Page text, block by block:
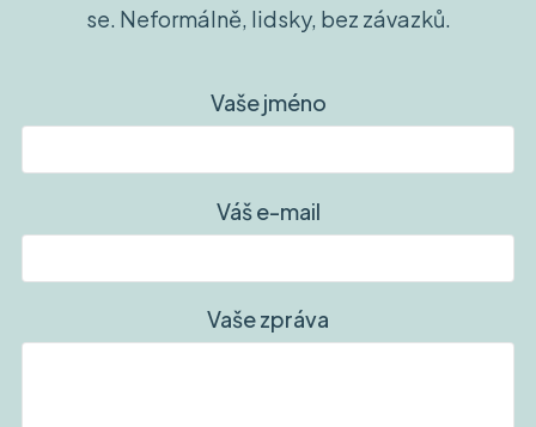
se. Neformálně, lidsky, bez závazků.
Vaše jméno
Váš e-mail
Vaše zpráva